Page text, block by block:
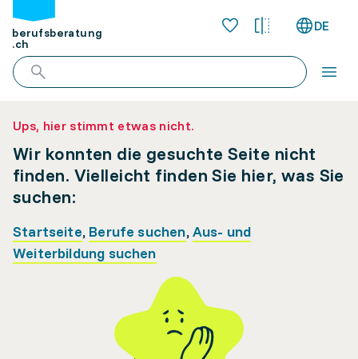
berufsberatung
.ch
DE
Ups, hier stimmt etwas nicht.
Wir konnten die gesuchte Seite nicht
finden. Vielleicht finden Sie hier, was Sie
suchen:
Startseite, Berufe suchen,Aus- und
Weiterbildung suchen